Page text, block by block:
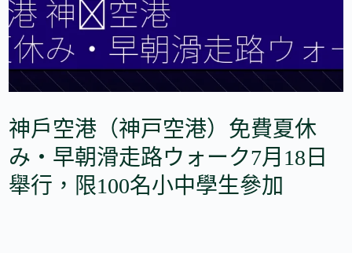
神戶空港（神戸空港）免費夏休
み・早朝滑走路ウォーク7月18日
舉行，限100名小中學生參加